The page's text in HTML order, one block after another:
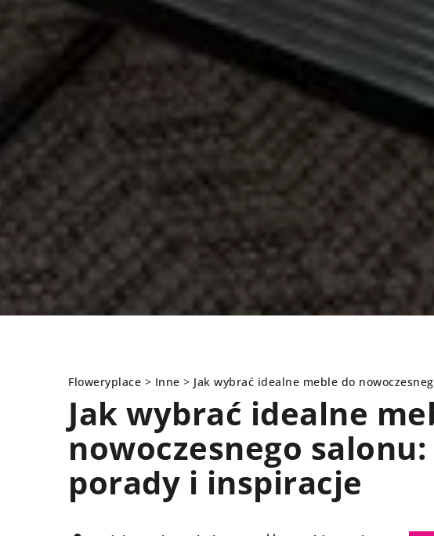
Floweryplace > Inne > Jak wybrać idealne meble do
Jak wybrać idealne
nowoczesnego
porady i inspiracje
INNE